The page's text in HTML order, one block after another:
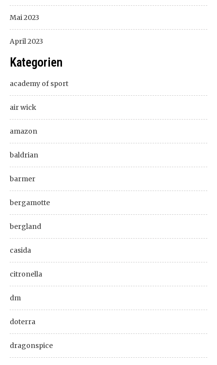
Mai 2023
April 2023
Kategorien
academy of sport
air wick
amazon
baldrian
barmer
bergamotte
bergland
casida
citronella
dm
doterra
dragonspice